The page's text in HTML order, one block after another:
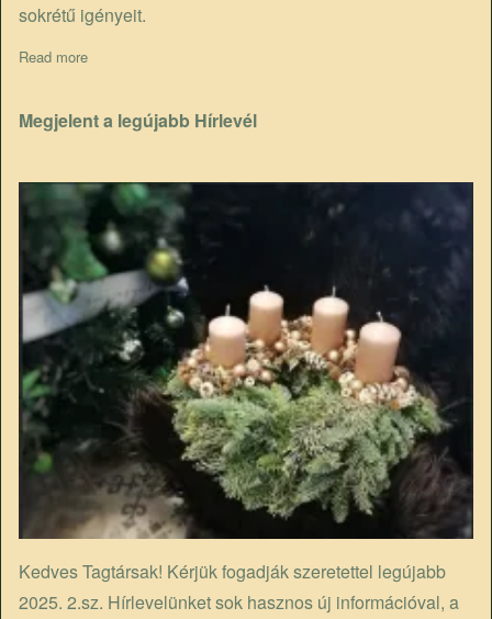
sokrétű igényeit.
Read more
Megjelent a legújabb Hírlevél
Kedves Tagtársak! Kérjük fogadják szeretettel legújabb
2025. 2.sz. Hírlevelünket sok hasznos új információval, a